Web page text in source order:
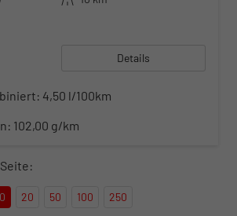
Details
4,50 l/100km
102,00 g/km
20 50 100 250